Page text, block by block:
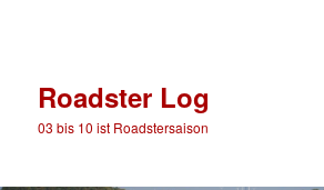
Roadster Log
03 bis 10 ist Roadstersaison